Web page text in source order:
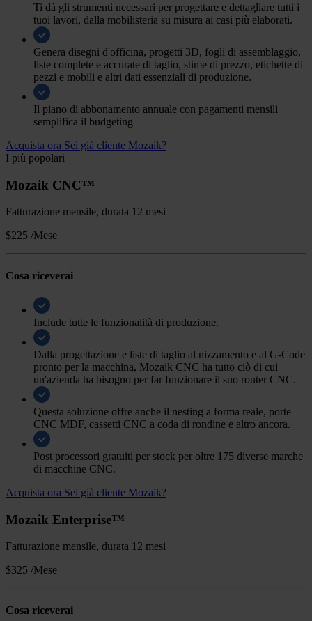
Ti dà gli strumenti necessari per progettare e dettagliare tutti i
tuoi lavori, dalla mobilisteria su misura ai casi più elaborati.
Genera disegni d'officina, progetti 3D, fogli di assemblaggio,
liste complete e accurate di taglio, stime di prezzo, etichette di
pezzi e mobili e altri dati essenziali di produzione.
Il piano di abbonamento annuale con pagamenti mensili
semplifica il budgeting
Acquista ora Sei già cliente Mozaik?
I più popolari
Mozaik CNC™
Fatturazione mensile, durata 12 mesi
$225 /Mese
Cosa riceverai
Include tutte le funzionalità di produzione.
Dalla progettazione e liste di taglio al nizzamento e al G-Code
pronto per la macchina, Mozaik CNC ha tutto ciò di cui
un'azienda ha bisogno per far funzionare il suo router CNC.
Questa soluzione offre anche il nesting a forma reale, porte
CNC MDF, cassetti CNC a coda di rondine e altro ancora.
Post processori gratuiti per stock per oltre 175 diverse marche
di macchine CNC.
Acquista ora Sei già cliente Mozaik?
Mozaik Enterprise™
Fatturazione mensile, durata 12 mesi
$325 /Mese
Cosa riceverai